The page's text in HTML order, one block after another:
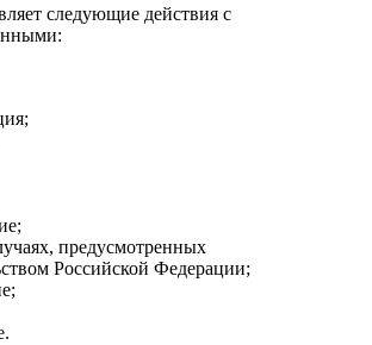
следующие действия с
предусмотренных
Российской Федерации;